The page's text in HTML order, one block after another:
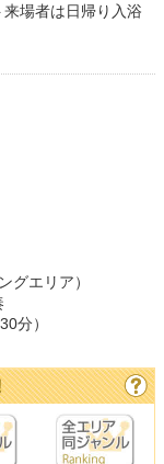
場者は日帰り入浴
グエリア）
分）